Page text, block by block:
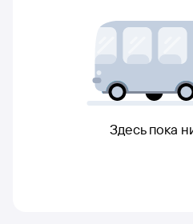
Здесь пока